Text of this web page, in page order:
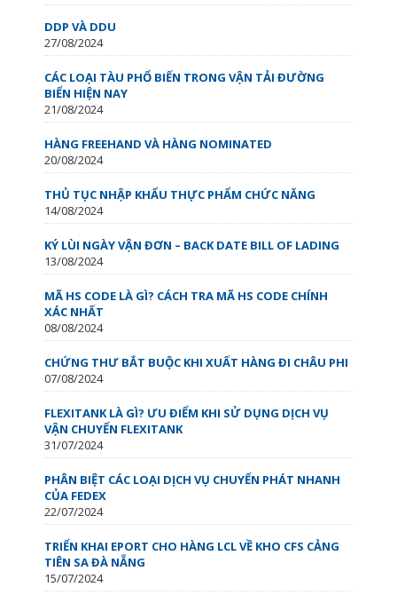
DDP VÀ DDU
27/08/2024
CÁC LOẠI TÀU PHỔ BIẾN TRONG VẬN TẢI ĐƯỜNG
BIỂN HIỆN NAY
21/08/2024
HÀNG FREEHAND VÀ HÀNG NOMINATED
20/08/2024
THỦ TỤC NHẬP KHẨU THỰC PHẨM CHỨC NĂNG
14/08/2024
KÝ LÙI NGÀY VẬN ĐƠN – BACK DATE BILL OF LADING
13/08/2024
MÃ HS CODE LÀ GÌ? CÁCH TRA MÃ HS CODE CHÍNH
XÁC NHẤT
08/08/2024
CHỨNG THƯ BẮT BUỘC KHI XUẤT HÀNG ĐI CHÂU PHI
07/08/2024
FLEXITANK LÀ GÌ? ƯU ĐIỂM KHI SỬ DỤNG DỊCH VỤ
VẬN CHUYỂN FLEXITANK
31/07/2024
PHÂN BIỆT CÁC LOẠI DỊCH VỤ CHUYỂN PHÁT NHANH
CỦA FEDEX
22/07/2024
TRIỂN KHAI EPORT CHO HÀNG LCL VỀ KHO CFS CẢNG
TIÊN SA ĐÀ NẴNG
15/07/2024